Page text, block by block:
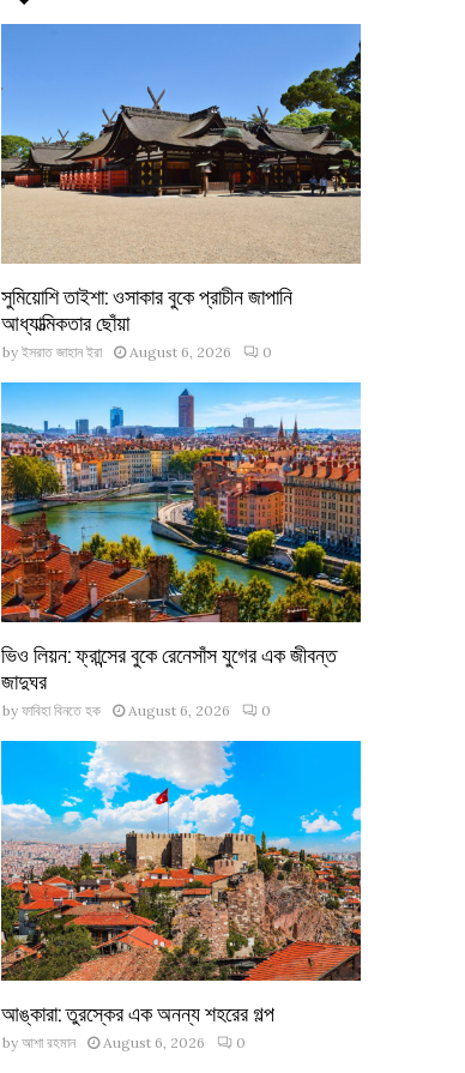
সুমিয়োশি তাইশা: ওসাকার বুকে প্রাচীন জাপানি
আধ্যাত্মিকতার ছোঁয়া
by ইসরাত জাহান ইরা August 6, 2026 0
ভিও লিয়ন: ফ্রান্সের বুকে রেনেসাঁস যুগের এক জীবন্ত
জাদুঘর
by ফাবিহা বিনতে হক August 6, 2026 0
আঙ্কারা: তুরস্কের এক অনন্য শহরের গল্প
by আশা রহমান August 6, 2026 0